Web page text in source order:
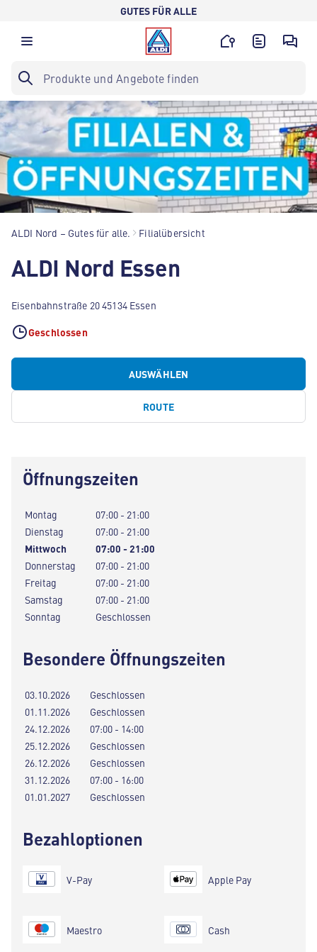
GUTES FÜR ALLE
ALDI Nord – Gutes für alle. Filialübersicht
ALDI Nord Essen
Eisenbahnstraße 20 45134 Essen
Geschlossen
AUSWÄHLEN
ROUTE
Öffnungszeiten
Montag
07:00 - 21:00
Dienstag
07:00 - 21:00
Mittwoch
07:00 - 21:00
Donnerstag
07:00 - 21:00
Freitag
07:00 - 21:00
Samstag
07:00 - 21:00
Sonntag
Geschlossen
Besondere Öffnungszeiten
03.10.2026
Geschlossen
01.11.2026
Geschlossen
24.12.2026
07:00 - 14:00
25.12.2026
Geschlossen
26.12.2026
Geschlossen
31.12.2026
07:00 - 16:00
01.01.2027
Geschlossen
Bezahloptionen
V-Pay
Maestro
Apple Pay
Cash